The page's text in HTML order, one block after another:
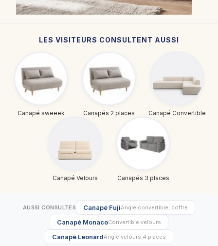
LES VISITEURS CONSULTENT AUSSI
Canapé sweeek Canapés 2 places Canapé Convertible
Canapé Velours Canapés 3 places
AUSSI CONSULTES Canapé FujiAngle convertible, coffre
Canapé MonacoConvertible velours
Canapé LeonardAngle velours 4 places